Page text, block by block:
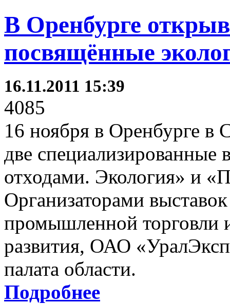
В Оренбурге
посвящённые
16.11.2011 15:39
4085
16 ноября в Оренбурге
две специализированные
отходами. Экология» и
Организаторами
промышленной торговли
развития, ОАО
палата области.
Подробнее